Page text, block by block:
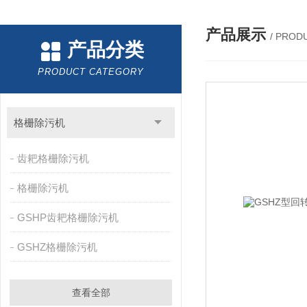
产品分类
PRODUCT CATEGORY
格栅除污机
齿耙格栅除污机
格栅除污机
GSHP齿耙格栅除污机
GSHZ格栅除污机
查看全部
产品展示 /